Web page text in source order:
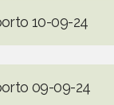
10-09-24
09-09-24